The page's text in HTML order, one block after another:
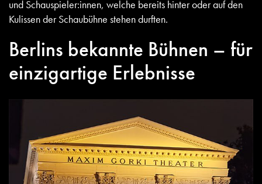
und Schauspieler:innen, welche bereits hinter oder auf den
Kulissen der Schaubühne stehen durften.
Berlins bekannte Bühnen – für
einzigartige Erlebnisse